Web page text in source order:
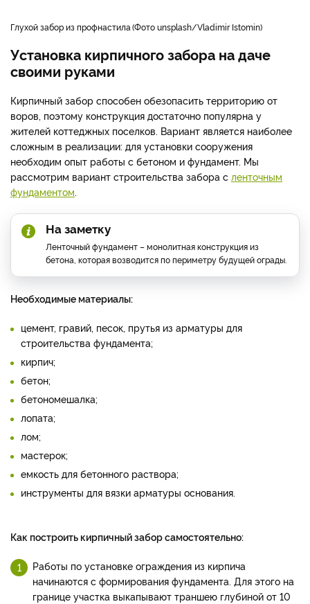
глухой забор из профнастила Фото unsplash/Vladimir Istomin
Установка кирпичного забора на даче
своими руками
Кирпичный забор способен обезопасить территорию от
воров, поэтому конструкция достаточно популярна у
жителей коттеджных поселков. Вариант является наиболее
сложным в реализации: для установки сооружения
необходим опыт работы с бетоном и фундамент. Мы
рассмотрим вариант строительства забора с ленточным
фундаментом.
На заметку
Ленточный фундамент – монолитная конструкция из
бетона, которая возводится по периметру будущей ограды.
Необходимые материалы:
цемент, гравий, песок, прутья из арматуры для
строительства фундамента;
кирпич;
бетон;
бетономешалка;
лопата;
лом;
мастерок;
емкость для бетонного раствора;
инструменты для вязки арматуры основания.
Как построить кирпичный забор самостоятельно:
Работы по установке ограждения из кирпича
начинаются с формирования фундамента. Для этого на
границе участка выкапывают траншею глубиной от 10